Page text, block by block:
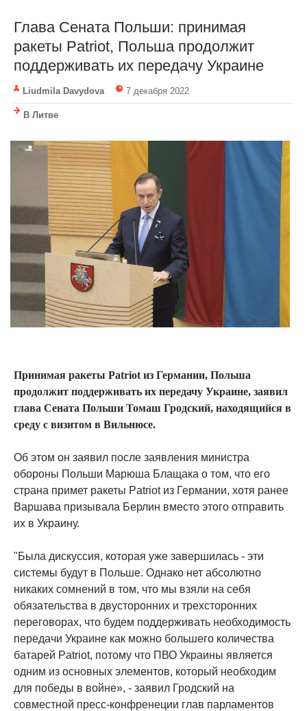
Глава Сената Польши: принимая
ракеты Patriot, Польша продолжит
поддерживать их передачу Украине
Liudmila Davydova 7 декабря 2022
В Литве
Принимая ракеты Patriot из Германии, Польша
продолжит поддерживать их передачу Украине, заявил
глава Сената Польши Томаш Гродский, находящийся в
среду с визитом в Вильнюсе.
Об этом он заявил после заявления министра
обороны Польши Марюша Блащака о том, что его
страна примет ракеты Patriot из Германии, хотя ранее
Варшава призывала Берлин вместо этого отправить
их в Украину.
"Была дискуссия, которая уже завершилась - эти
системы будут в Польше. Однако нет абсолютно
никаких сомнений в том, что мы взяли на себя
обязательства в двусторонних и трехсторонних
переговорах, что будем поддерживать необходимость
передачи Украине как можно большего количества
батарей Patriot, потому что ПВО Украины является
одним из основных элементов, который необходим
для победы в войне», - заявил Гродский на
совместной пресс-конфренеции глав парламентов